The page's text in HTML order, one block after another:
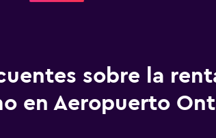
sobre la
en Aeropuerto